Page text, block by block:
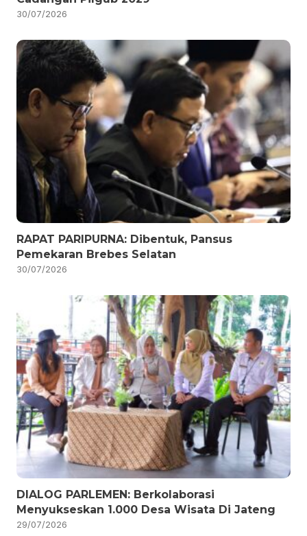
30/07/2026
RAPAT PARIPURNA: Dibentuk, Pansus
Pemekaran Brebes Selatan
30/07/2026
DIALOG PARLEMEN: Berkolaborasi
Menyukseskan 1.000 Desa Wisata Di Jateng
29/07/2026